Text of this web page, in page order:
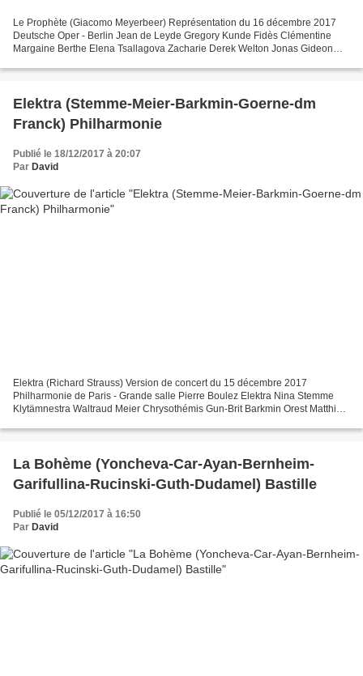
Le Prophète (Giacomo Meyerbeer) Représentation du 16 décembre 2017
Deutsche Oper - Berlin Jean de Leyde Gregory Kunde Fidès Clémentine
Margaine Berthe Elena Tsallagova Zacharie Derek Welton Jonas Gideon
Elektra (Stemme-Meier-Barkmin-Goerne-dm
Franck) Philharmonie
Publié le 18/12/2017 à 20:07
Par David
Elektra (Richard Strauss) Version de concert du 15 décembre 2017
Philharmonie de Paris - Grande salle Pierre Boulez Elektra Nina Stemme
Klytämnestra Waltraud Meier Chrysothémis Gun-Brit Barkmin Orest Matthias
La Bohème (Yoncheva-Car-Ayan-Bernheim-
Garifullina-Rucinski-Guth-Dudamel) Bastille
Publié le 05/12/2017 à 16:50
Par David